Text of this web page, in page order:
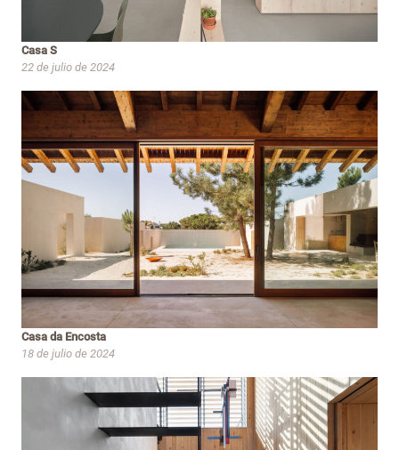
Casa S
22 de julio de 2024
Casa da Encosta
18 de julio de 2024